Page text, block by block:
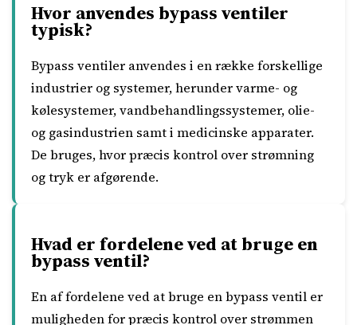
Hvor anvendes bypass ventiler
typisk?
Bypass ventiler anvendes i en række forskellige
industrier og systemer, herunder varme- og
kølesystemer, vandbehandlingssystemer, olie-
og gasindustrien samt i medicinske apparater.
De bruges, hvor præcis kontrol over strømning
og tryk er afgørende.
Hvad er fordelene ved at bruge en
bypass ventil?
En af fordelene ved at bruge en bypass ventil er
muligheden for præcis kontrol over strømmen